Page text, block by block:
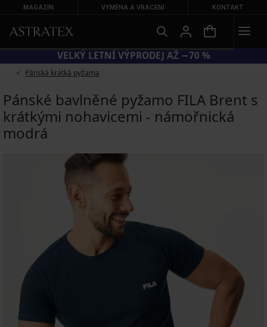
MAGAZÍN VÝMĚNA A VRÁCENÍ KONTAKT
VELKÝ LETNÍ VÝPRODEJ AŽ −70 %
Pánská krátká pyžama
Pánské bavlněné pyžamo FILA Brent s
krátkými nohavicemi - námořnická
modrá